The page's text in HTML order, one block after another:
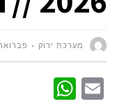
מערכת ירוק פברואר 25,
Email